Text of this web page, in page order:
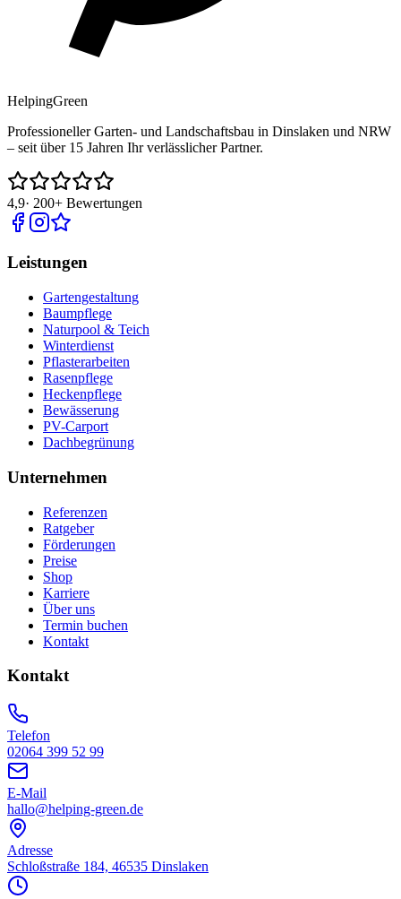
HelpingGreen
Professioneller Garten- und Landschaftsbau in Dinslaken und NRW
– seit über 15 Jahren Ihr verlässlicher Partner.
4,9· 200+ Bewertungen
Leistungen
Gartengestaltung
Baumpflege
Naturpool & Teich
Winterdienst
Pflasterarbeiten
Rasenpflege
Heckenpflege
Bewässerung
PV-Carport
Dachbegrünung
Unternehmen
Referenzen
Ratgeber
Förderungen
Preise
Shop
Karriere
Über uns
Termin buchen
Kontakt
Kontakt
Telefon
02064 399 52 99
E-Mail
hallo@helping-green.de
Adresse
Schloßstraße 184, 46535 Dinslaken